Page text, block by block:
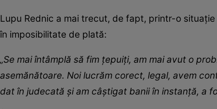
Lupu Rednic a mai trecut, de fapt, printr-o
în imposibilitate de plată:
„Se mai întâmplă să fim țepuiți, am mai avut o
asemănătoare. Noi lucrăm corect, legal, avem
dat în judecată și am câștigat banii în instanță, a